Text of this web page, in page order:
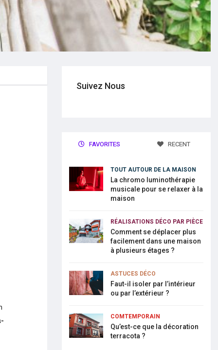
Suivez Nous
FAVORITES RECENT
TOUT AUTOUR DE LA MAISON
La chromo luminothérapie
musicale pour se relaxer à la
maison
RÉALISATIONS DÉCO PAR PIÈCE
Comment se déplacer plus
facilement dans une maison
à plusieurs étages ?
ASTUCES DÉCO
Faut-il isoler par l’intérieur
ou par l’extérieur ?
COMTEMPORAIN
Qu’est-ce que la décoration
terracota ?